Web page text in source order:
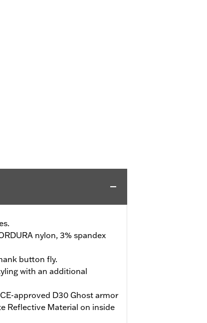
nylon, 3% spandex
button fly.
with an additional
approved D30 Ghost armor
Reflective Material on inside